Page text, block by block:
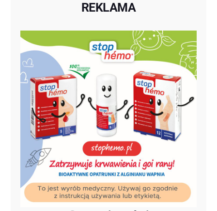
REKLAMA